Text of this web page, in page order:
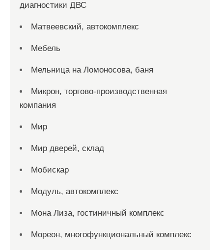
диагностики ДВС
Матвеевский, автокомплекс
Мебель
Мельница на Ломоносова, баня
Микрон, торгово-производственная
компания
Мир
Мир дверей, склад
Мобискар
Модуль, автокомплекс
Мона Лиза, гостиничный комплекс
Мореон, многофункциональный комплекс